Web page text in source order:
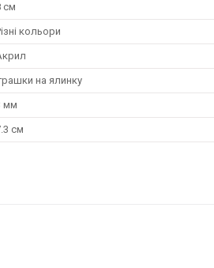
см
кольори
на ялинку
мм
см